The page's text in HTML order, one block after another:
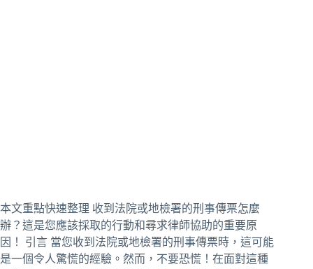
本文重點快速整理 收到法院或地檢署的刑事傳票怎麼
辦？這是您應該採取的行動和尋求律師協助的重要原
因！ 引言 當您收到法院或地檢署的刑事傳票時，這可能
是一個令人驚慌的經驗。然而，不要恐慌！在面對這種